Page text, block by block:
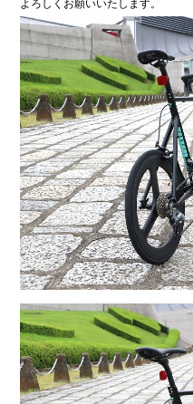
よろしくお願いいたします。